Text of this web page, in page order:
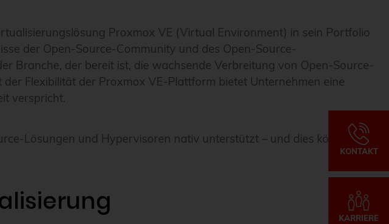
KONTAKT
KARRIERE
Proxmox VE (Virtual Environment) in sein Portfolio
der Open-Source-Community und des Open-Source-
Branche, der bereit ist, die wachsende Verbreitung von Open-Source-
Flexibilität der Proxmox VE-Plattform bietet Unternehmen eine
verspricht.
Lösungen und Hypervisoren nativ unterstützt – und dies könnte